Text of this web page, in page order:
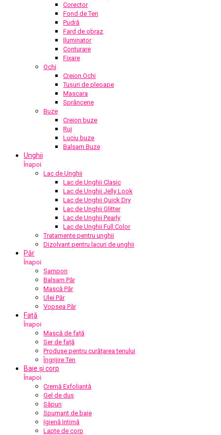
Corector
Fond de Ten
Pudră
Fard de obraz
Iluminator
Conturare
Fixare
Ochi
Creion Ochi
Tușuri de pleoape
Mascara
Sprâncene
Buze
Creion buze
Ruj
Luciu buze
Balsam Buze
Unghii
Înapoi
Lac de Unghii
Lac de Unghii Clasic
Lac de Unghii Jelly Look
Lac de Unghii Quick Dry
Lac de Unghii Glitter
Lac de Unghii Pearly
Lac de Unghii Full Color
Tratamente pentru unghii
Dizolvant pentru lacuri de unghii
Păr
Înapoi
Șampon
Balsam Păr
Mască Păr
Ulei Păr
Vopsea Păr
Față
Înapoi
Mască de față
Ser de față
Produse pentru curățarea tenului
Îngrijire Ten
Baie și corp
Înapoi
Cremă Exfoliantă
Gel de duș
Săpun
Spumant de baie
Igienă Intimă
Lapte de corp